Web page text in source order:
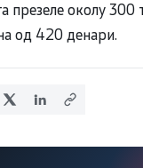
презеле околу 300
од 420 денари.